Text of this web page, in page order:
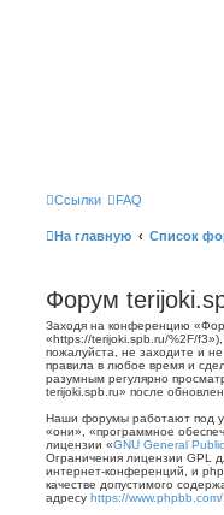
Ссылки FAQ
На главную Список
Форум
Заходя на конференцию
«https://terijoki.spb.ru/%2F/
пожалуйста, не заходите и
правила в любое время и
разумным регулярно
terijoki.spb.ru» после
Наши форумы работают под
«они», «программное
лицензии «GNU General
Ограничения лицензии GPL
интернет-конференций, и
качестве допустимого
адресу https://www.phpbb.com/